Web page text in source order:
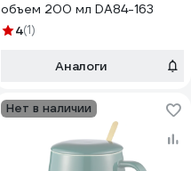
объем 200 мл DA84-163
4(1)
Аналоги
Нет в наличии